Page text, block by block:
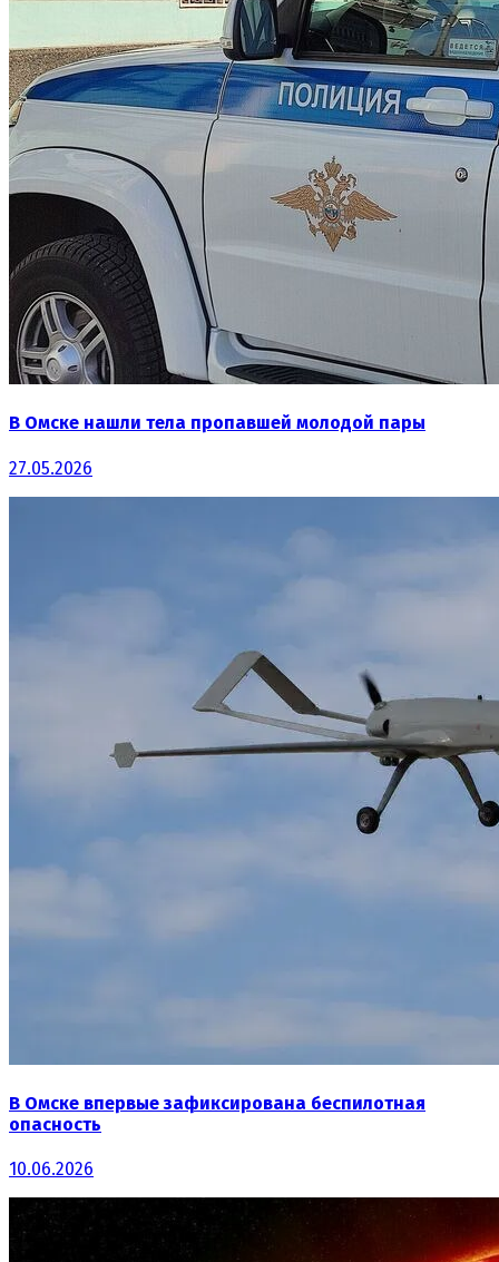
В Омске нашли тела пропавшей молодой пары
27.05.2026
В Омске впервые зафиксирована беспилотная
опасность
10.06.2026